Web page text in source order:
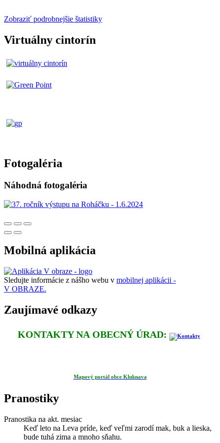
Zobraziť podrobnejšie štatistiky
Virtuálny cintorín
Fotogaléria
Náhodná fotogaléria
Mobilná aplikácia
Sledujte informácie z nášho webu v mobilnej aplikácii -
V OBRAZE.
Zaujímavé odkazy
KONTAKTY NA OBECNÝ ÚRAD:
Mapový portál obce Kluknava
Pranostiky
Pranostika na akt. mesiac
Keď leto na Leva príde, keď veľmi zarodí mak, buk a lieska,
bude tuhá zima a mnoho sňahu.